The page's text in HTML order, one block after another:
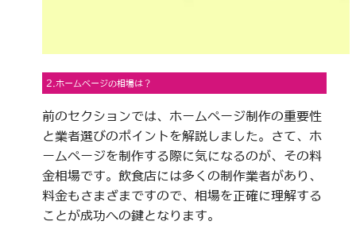
2.ホームページの相場は？
前のセクションでは、ホームページ制作の重要性
と業者選びのポイントを解説しました。さて、ホ
ームページを制作する際に気になるのが、その料
金相場です。飲食店には多くの制作業者があり、
料金もさまざまですので、相場を正確に理解する
ことが成功への鍵となります。